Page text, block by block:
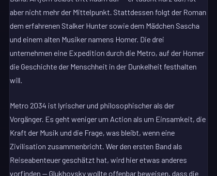
aber nicht mehr der Mittelpunkt. Stattdessen folgt der Roman
dem erfahrenen Stalker Hunter sowie dem Mädchen Sascha
und einem alten Musiker namens Homer. Die drei
unternehmen eine Expedition durch die Metro, auf der Homer
die Geschichte der Menschheit in der Dunkelheit festhalten
will.
Metro 2034 ist lyrischer und philosophischer als der
Vorgänger. Es geht weniger um Action als um Einsamkeit, die
Kraft der Musik und die Frage, was bleibt, wenn eine
Zivilisation zusammenbricht. Wer den ersten Band als
Reiseabenteuer geschätzt hat, wird hier etwas anderes
vorfinden — Glukhovsky wollte offenbar beweisen, dass die